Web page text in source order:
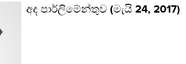
අද පාර්ලිමේන්තුව (මැයි 24, 2017)